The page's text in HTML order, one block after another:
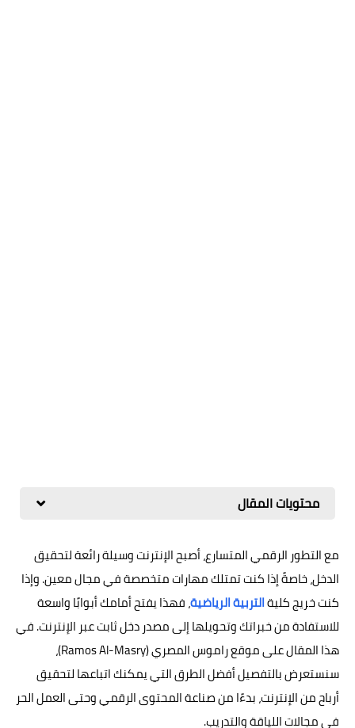
محتويات المقال
مع التطور الرقمي المتسارع، أصبح الإنترنت وسيلة رائعة لتحقيق
الدخل، خاصةً إذا كنت تمتلك مهارات متخصصة في مجال معين. وإذا
كنت خريج كليةالتربية الرياضية، فهذا يفتح أمامك أبوابًا واسعة
للاستفادة من خبراتك وتحويلها إلى مصدر دخل ثابت عبر الإنترنت. في
هذا المقال على موقع راموس المصري (Ramos Al-Masry)،
سنستعرض بالتفصيل أفضل الطرق التي يمكنك اتباعها لتحقيق
أرباح من الإنترنت، بدءًا من صناعة المحتوى الرقمي وحتى العمل الحر
في مجالات اللياقة والتدريب.